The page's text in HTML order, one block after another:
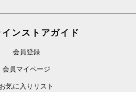
ンストアガイド
会員登録
会員マイページ
お気に入りリスト